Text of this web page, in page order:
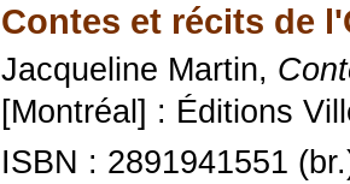
Contes et récits de
Jacqueline Martin,
[Montréal] : Éditions
ISBN : 2891941551